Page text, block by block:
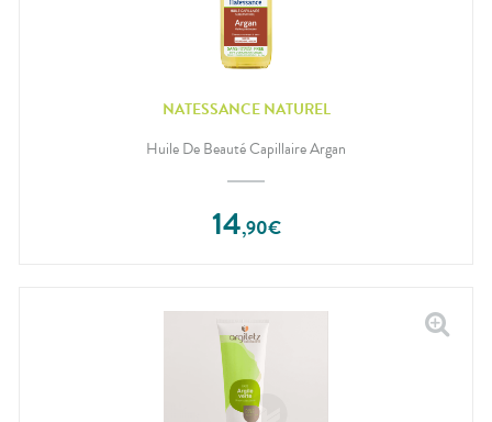
NATESSANCE NATUREL
Huile De Beauté Capillaire Argan
14,90€